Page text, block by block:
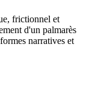
frictionnel et
d'un palmarès
narratives et